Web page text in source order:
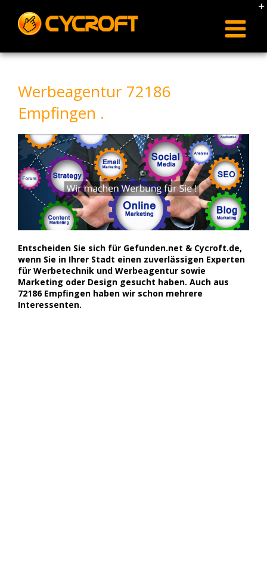
content
Werbeagentur 72186
Empfingen .
Entscheiden Sie sich für Gefunden.net & Cycroft.de,
wenn Sie in Ihrer Stadt einen zuverlässigen Experten
für Werbetechnik und Werbeagentur sowie
Marketing oder Design gesucht haben. Auch aus
72186 Empfingen haben wir schon mehrere
Interessenten.